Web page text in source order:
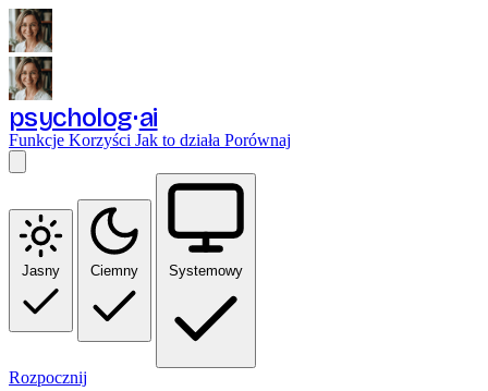
psycholog ai
Funkcje Korzyści Jak to działa Porównaj
Jasny Ciemny Systemowy
Rozpocznij